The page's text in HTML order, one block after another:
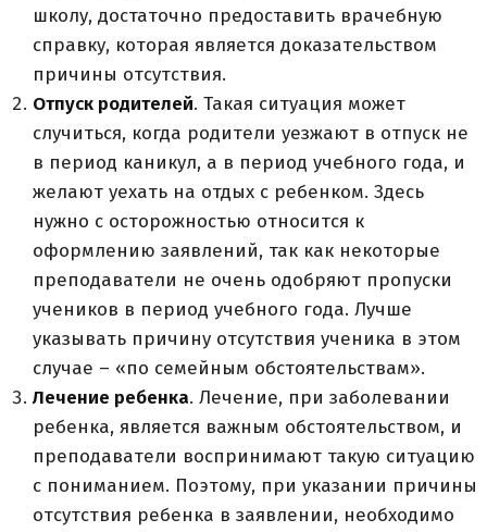
школу, достаточно предоставить врачебную
справку, которая является доказательством
причины отсутствия.
Отпуск родителей. Такая ситуация может
случиться, когда родители уезжают в отпуск не
в период каникул, а в период учебного года, и
желают уехать на отдых с ребенком. Здесь
нужно с осторожностью относится к
оформлению заявлений, так как некоторые
преподаватели не очень одобряют пропуски
учеников в период учебного года. Лучше
указывать причину отсутствия ученика в этом
случае – «по семейным обстоятельствам».
Лечение ребенка. Лечение, при заболевании
ребенка, является важным обстоятельством, и
преподаватели воспринимают такую ситуацию
с пониманием. Поэтому, при указании причины
отсутствия ребенка в заявлении, необходимо